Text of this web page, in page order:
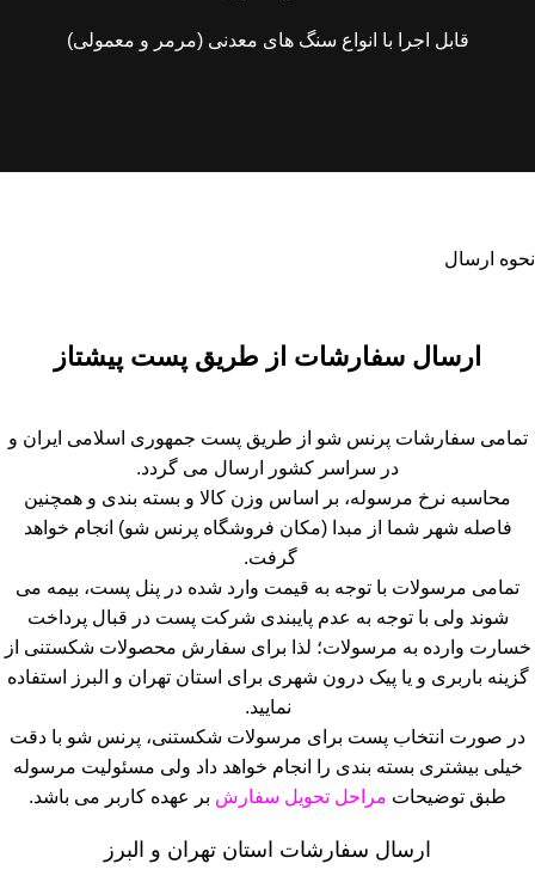
قابل اجرا با انواع سنگ های معدنی (مرمر و معمولی)
نحوه ارسال
ارسال سفارشات از طریق پست پیشتاز
تمامی سفارشات پرنس شو از طریق پست جمهوری اسلامی ایران و
در سراسر کشور ارسال می گردد.
محاسبه نرخ مرسوله، بر اساس وزن کالا و بسته بندی و همچنین
فاصله شهر شما از مبدا (مکان فروشگاه پرنس شو) انجام خواهد
گرفت.
تمامی مرسولات با توجه به قیمت وارد شده در پنل پست، بیمه می
شوند ولی با توجه به عدم پایبندی شرکت پست در قبال پرداخت
خسارت وارده به مرسولات؛ لذا برای سفارش محصولات شکستنی از
گزینه باربری و یا پیک درون شهری برای استان تهران و البرز استفاده
نمایید.
در صورت انتخاب پست برای مرسولات شکستنی، پرنس شو با دقت
خیلی بیشتری بسته بندی را انجام خواهد داد ولی مسئولیت مرسوله
طبق توضیحات مراحل تحویل سفارش بر عهده کاربر می باشد.
ارسال سفارشات استان تهران و البرز